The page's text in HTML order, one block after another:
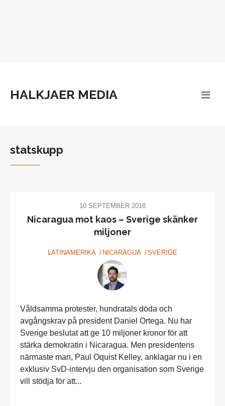
HALKJAER MEDIA
statskupp
10 SEPTEMBER 2018
Nicaragua mot kaos – Sverige skänker
miljoner
LATINAMERIKA NICARAGUA SVERIGE
Våldsamma protester, hundratals döda och
avgångskrav på president Daniel Ortega. Nu har
Sverige beslutat att ge 10 miljoner kronor för att
stärka demokratin i Nicaragua. Men presidentens
närmaste man, Paul Oquist Kelley, anklagar nu i en
exklusiv SvD-intervju den organisation som Sverige
vill stödja för att...